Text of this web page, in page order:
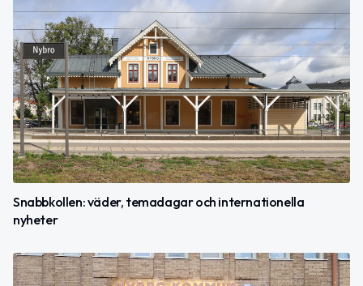
Snabbkollen: väder, temadagar och internationella
nyheter